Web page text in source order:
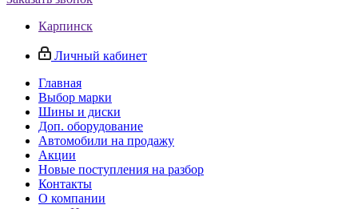
Карпинск
Личный кабинет
Главная
Выбор марки
Шины и диски
Доп. оборудование
Автомобили на продажу
Акции
Новые поступления на разбор
Контакты
О компании